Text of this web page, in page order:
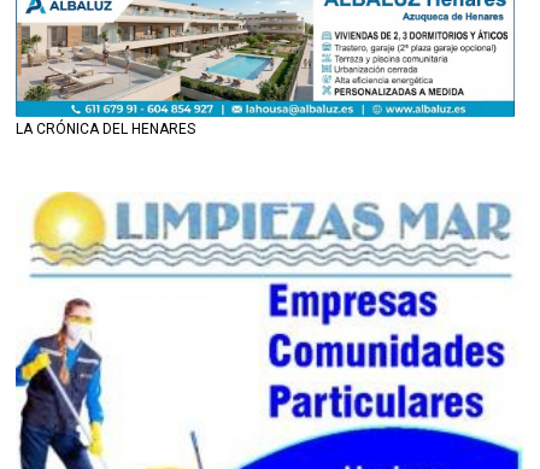
LA CRÓNICA DEL HENARES